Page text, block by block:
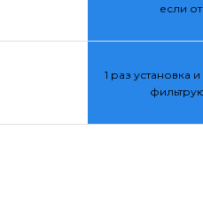
если
1 раз установка